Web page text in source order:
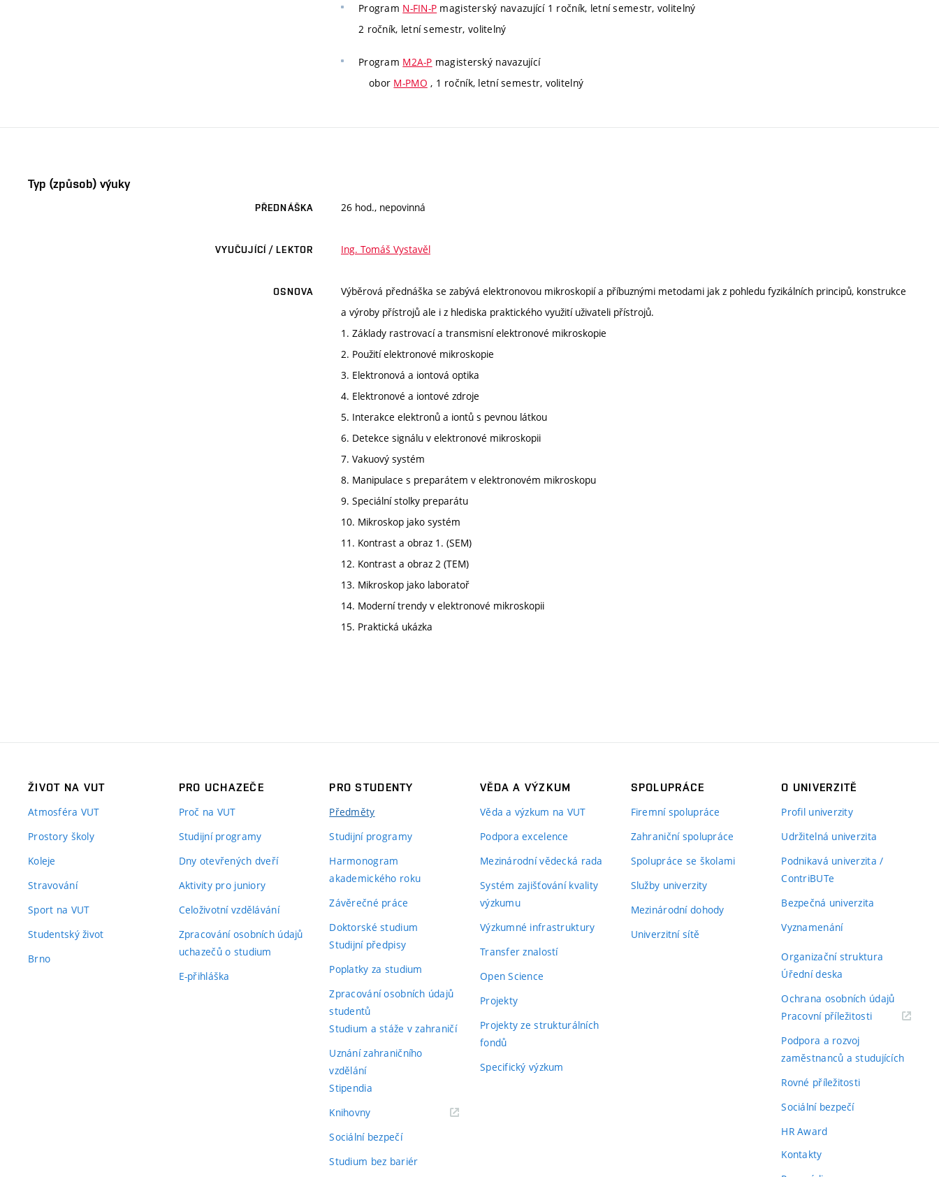
Program N-FIN-P magisterský navazující 1 ročník, letní semestr, volitelný
2 ročník, letní semestr, volitelný
Program M2A-P magisterský navazující
obor M-PMO , 1 ročník, letní semestr, volitelný
Typ (způsob) výuky
PŘEDNÁŠKA 26 hod., nepovinná
VYUČUJÍCÍ / LEKTOR Ing. Tomáš Vystavěl
OSNOVA
Výběrová přednáška se zabývá elektronovou mikroskopií a příbuznými metodami jak z pohledu fyzikálních principů, konstrukce
a výroby přístrojů ale i z hlediska praktického využití uživateli přístrojů.
1. Základy rastrovací a transmisní elektronové mikroskopie
2. Použití elektronové mikroskopie
3. Elektronová a iontová optika
4. Elektronové a iontové zdroje
5. Interakce elektronů a iontů s pevnou látkou
6. Detekce signálu v elektronové mikroskopii
7. Vakuový systém
8. Manipulace s preparátem v elektronovém mikroskopu
9. Speciální stolky preparátu
10. Mikroskop jako systém
11. Kontrast a obraz 1. (SEM)
12. Kontrast a obraz 2 (TEM)
13. Mikroskop jako laboratoř
14. Moderní trendy v elektronové mikroskopii
15. Praktická ukázka
ŽIVOT NA VUT
Atmosféra VUT
Prostory školy
Koleje
Stravování
Sport na VUT
Studentský život
Brno
PRO UCHAZEČE
Proč na VUT
Studijní programy
Dny otevřených dveří
Aktivity pro juniory
Celoživotní vzdělávání
Zpracování osobních údajů
uchazečů o studium
E-přihláška
PRO STUDENTY
Předměty
Studijní programy
Harmonogram
akademického roku
Závěrečné práce
Doktorské studium
Studijní předpisy
Poplatky za studium
Zpracování osobních údajů
studentů
Studium a stáže v zahraničí
Uznání zahraničního
vzdělání
Stipendia
Knihovny(externí
Sociální bezpečí
Studium bez bariér
VĚDA A VÝZKUM
Věda a výzkum na VUT
Podpora excelence
Mezinárodní vědecká rada
Systém zajišťování kvality
výzkumu
Výzkumné infrastruktury
Transfer znalostí
Open Science
Projekty
Projekty ze strukturálních
fondů
Specifický výzkum
SPOLUPRÁCE
Firemní spolupráce
Zahraniční spolupráce
Spolupráce se školami
Služby univerzity
Mezinárodní dohody
Univerzitní sítě
O UNIVERZITĚ
Profil univerzity
Udržitelná univerzita
Podnikavá univerzita /
ContriBUTe
Bezpečná univerzita
Vyznamenání
Organizační struktura
Úřední deska
Ochrana osobních údajů
Pracovní příležitosti(externí
Podpora a rozvoj
zaměstnanců a studujících
Rovné příležitosti
Sociální bezpečí
HR Award
Kontakty